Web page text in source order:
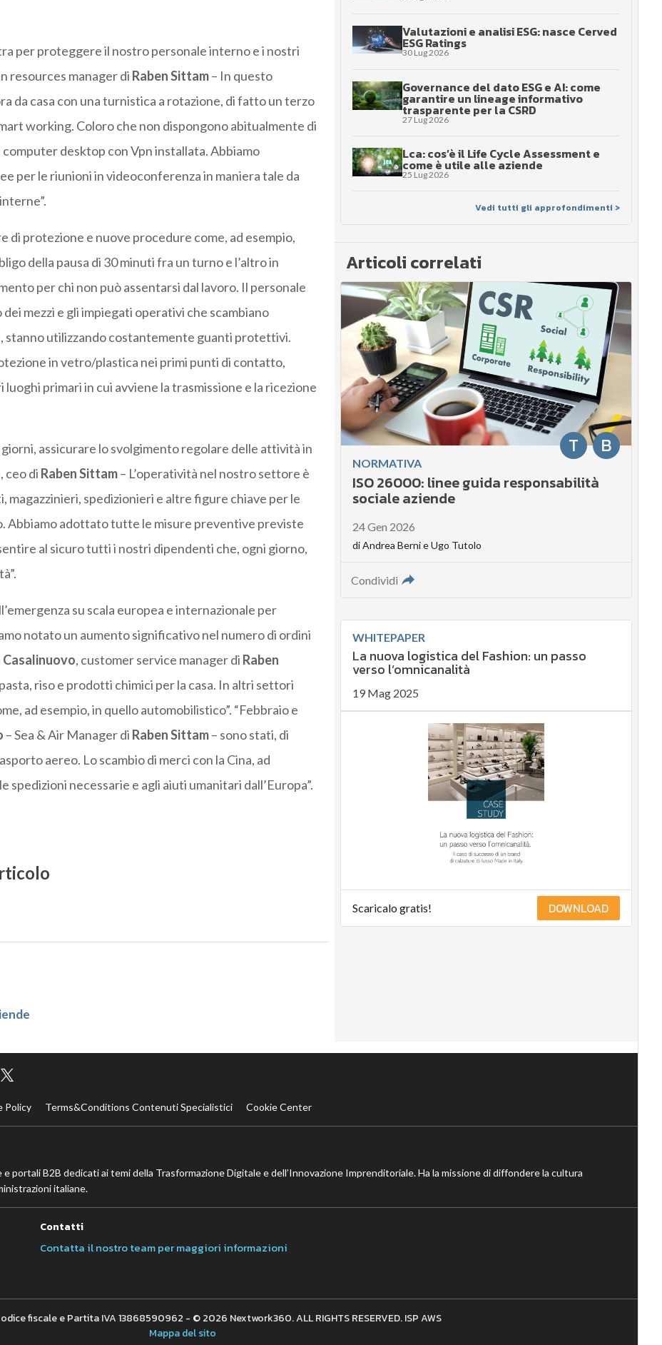
per proteggere il nostro personale interno e i nostri
resources manager di Raben Sittam– In questo
da casa con una turnistica a rotazione, di fatto un terzo
working. Coloro che non dispongono abitualmente di
desktop con Vpn installata. Abbiamo
per le riunioni in videoconferenza in maniera tale da
di protezione e nuove procedure come, ad esempio,
della pausa di 30 minuti fra un turno e l’altro in
per chi non può assentarsi dal lavoro. Il personale
mezzi e gli impiegati operativi che scambiano
stanno utilizzando costantemente guanti protettivi.
in vetro/plastica nei primi punti di contatto,
primari in cui avviene la trasmissione e la ricezione
assicurare lo svolgimento regolare delle attività in
, ceo di Raben Sittam– L’operatività nel nostro settore è
magazzinieri, spedizionieri e altre figure chiave per le
Abbiamo adottato tutte le misure preventive previste
al sicuro tutti i nostri dipendenti che, ogni giorno,
su scala europea e internazionale per
notato un aumento significativo nel numero di ordini
Casalinuovo, customer service manager di Raben
riso e prodotti chimici per la casa. In altri settori
ad esempio, in quello automobilistico”. “Febbraio e
– Sea & Air Manager di Raben Sittam– sono stati, di
aereo. Lo scambio di merci con la Cina, ad
necessarie e agli aiuti umanitari dall’Europa”.
Valutazioni e analisi ESG: nasce Cerved
ESG Ratings
30 Lug 2026
Governance del dato ESG e AI: come
garantire un lineage informativo
trasparente per la CSRD
27 Lug 2026
Lca: cos’è il Life Cycle Assessment e
come è utile alle aziende
25 Lug 2026
Vedi tutti gli approfondimenti >
Articoli correlati
B
T
NORMATIVA
ISO 26000: linee guida responsabilità
sociale aziende
24 Gen 2026
diAndrea BernieUgo Tutolo
Condividi
WHITEPAPER
La nuova logistica del Fashion: un passo
verso l’omnicanalità
19 Mag 2025
Scaricalo gratis! DOWNLOAD
Policy Terms&Conditions Contenuti Specialistici Cookie Center
portali B2B dedicati ai temi della Trasformazione Digitale e dell’Innovazione Imprenditoriale. Ha la missione di diffondere la cultura
italiane.
Contatti
Contatta il nostro team per maggiori informazioni
fiscale e Partita IVA 13868590962 - © 2026 Nextwork360. ALL RIGHTS RESERVED. ISP AWS
Mappa del sito